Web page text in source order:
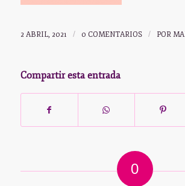
2 ABRIL, 2021 / 0 COMENTARIOS / POR
Compartir esta entrada
0